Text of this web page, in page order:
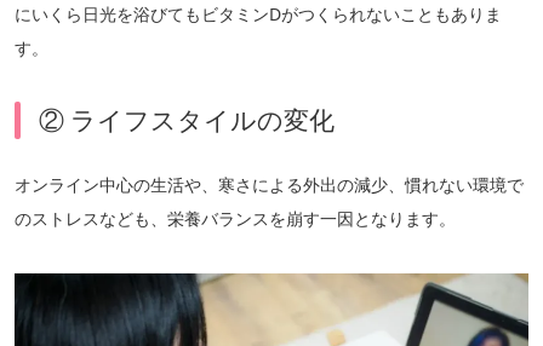
にいくら日光を浴びてもビタミンDがつくられないこともありま
す。
② ライフスタイルの変化
オンライン中心の生活や、寒さによる外出の減少、慣れない環境で
のストレスなども、栄養バランスを崩す一因となります。